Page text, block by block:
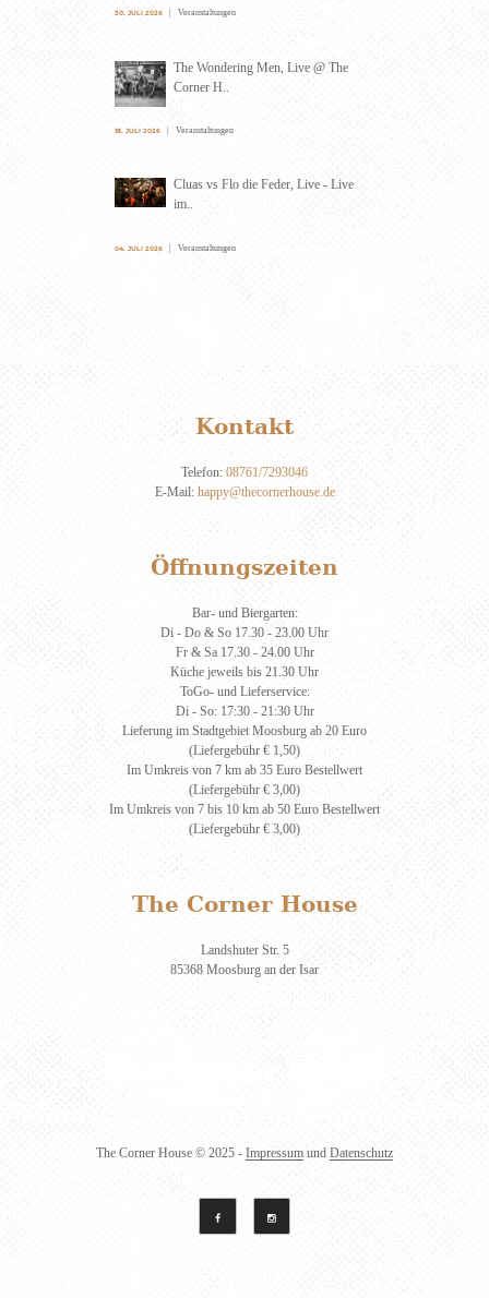
30. JULI 2026 Veranstaltungen
The Wondering Men, Live @ The
Corner H..
18. JULI 2026 Veranstaltungen
Cluas vs Flo die Feder, Live - Live
im..
04. JULI 2026 Veranstaltungen
Kontakt
Telefon: 08761/7293046
E-Mail: happy@thecornerhouse.de
Öffnungszeiten
Bar- und Biergarten:
Di - Do & So 17.30 - 23.00 Uhr
Fr & Sa 17.30 - 24.00 Uhr
Küche jeweils bis 21.30 Uhr
ToGo- und Lieferservice:
Di - So: 17:30 - 21:30 Uhr
Lieferung im Stadtgebiet Moosburg ab 20 Euro
(Liefergebühr € 1,50)
Im Umkreis von 7 km ab 35 Euro Bestellwert
(Liefergebühr € 3,00)
Im Umkreis von 7 bis 10 km ab 50 Euro Bestellwert
(Liefergebühr € 3,00)
The Corner House
Landshuter Str. 5
85368 Moosburg an der Isar
The Corner House © 2025 - Impressum und Datenschutz